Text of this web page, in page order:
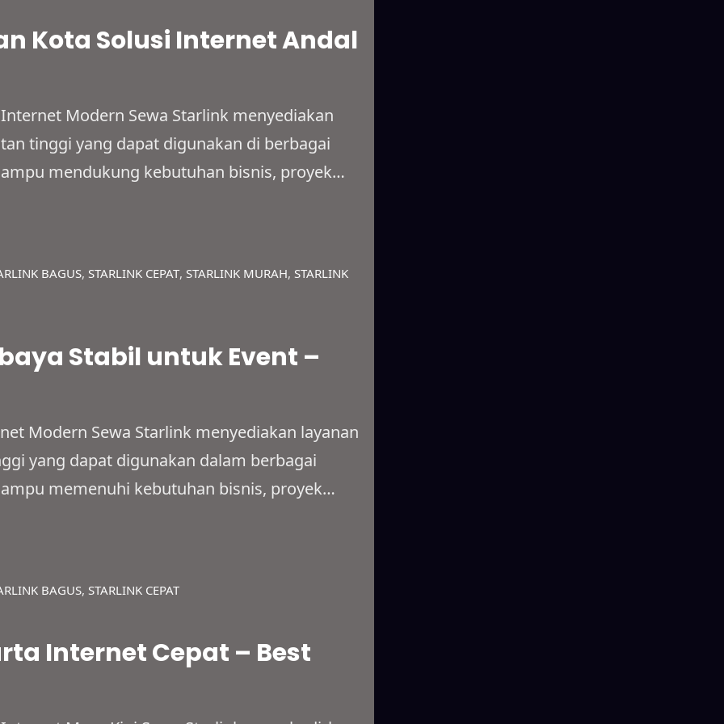
Kota Solusi Internet Andal
Modern Sewa Starlink menyediakan
tinggi yang dapat digunakan di berbagai
mendukung kebutuhan bisnis, proyek
lokasi dengan sinyal lemah, hingga
BAGUS, STARLINK CEPAT, STARLINK MURAH, STARLINK
Stabil untuk Event –
Modern Sewa Starlink menyediakan layanan
yang dapat digunakan dalam berbagai
memenuhi kebutuhan bisnis, proyek
terpencil, lokasi dengan sinyal terbatas,
BAGUS, STARLINK CEPAT
Internet Cepat – Best